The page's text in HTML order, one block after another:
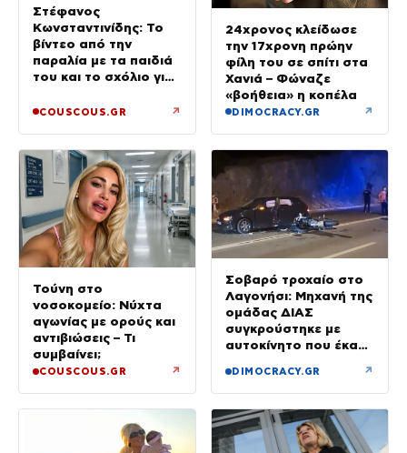
Στέφανος
Κωνσταντινίδης: Το
βίντεο από την
παραλία με τα παιδιά
του και το σχόλιο για
COUSCOUS.GR ↗
24χρονος κλείδωσε
την 17χρονη πρώην
φίλη του σε σπίτι στα
Χανιά – Φώναζε
«βοήθεια» η κοπέλα
DIMOCRACY.GR ↗
Τούνη στο
νοσοκομείο: Νύχτα
αγωνίας με ορούς και
αντιβιώσεις – Τι
συμβαίνει;
COUSCOUS.GR ↗
Σοβαρό τροχαίο στο
Λαγονήσι: Μηχανή της
ομάδας ΔΙΑΣ
συγκρούστηκε με
αυτοκίνητο που έκανε
αστυνομικοί
τραυματίες, βίντεο
DIMOCRACY.GR ↗